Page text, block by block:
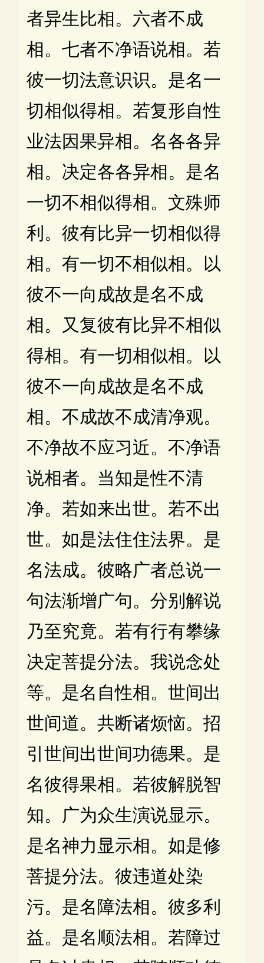
者异生比相。六者不成
相。七者不净语说相。若
彼一切法意识识。是名一
切相似得相。若复形自性
业法因果异相。名各各异
相。决定各各异相。是名
一切不相似得相。文殊师
利。彼有比异一切相似得
相。有一切不相似相。以
彼不一向成故是名不成
相。又复彼有比异不相似
得相。有一切相似相。以
彼不一向成故是名不成
相。不成故不成清净观。
不净故不应习近。不净语
说相者。当知是性不清
净。若如来出世。若不出
世。如是法住住法界。是
名法成。彼略广者总说一
句法渐增广句。分别解说
乃至究竟。若有行有攀缘
决定菩提分法。我说念处
等。是名自性相。世间出
世间道。共断诸烦恼。招
引世间出世间功德果。是
名彼得果相。若彼解脱智
知。广为众生演说显示。
是名神力显示相。如是修
菩提分法。彼违道处染
污。是名障法相。彼多利
益。是名顺法相。若障过